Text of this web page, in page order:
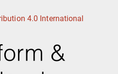
4.0 International